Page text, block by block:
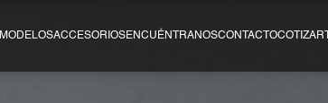
MODELOSACCESORIOSENCUÉNTRANOSCONTACTOCOTIZAR